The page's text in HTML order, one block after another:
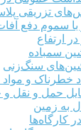
تزریقی
با سموم دفع
ارتفاع
سمباده
سنگ‌زنی
خطرناک و مواد
حمل و نقل و
به زمین
کارگاه‌ها